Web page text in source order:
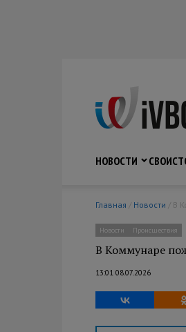
НОВОСТИ
СВО
Главная / Новости / В
Новости Происшествия
В Коммунаре
13:01 08.07.2026